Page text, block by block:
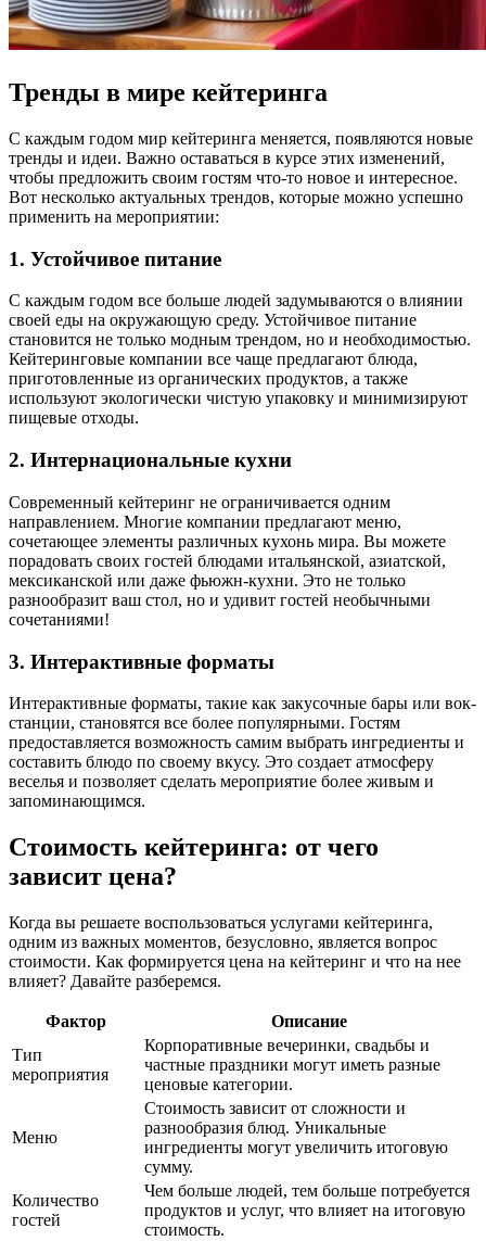
Тренды в мире кейтеринга
С каждым годом мир кейтеринга меняется, появляются новые
тренды и идеи. Важно оставаться в курсе этих изменений,
чтобы предложить своим гостям что-то новое и интересное.
Вот несколько актуальных трендов, которые можно успешно
применить на мероприятии:
1. Устойчивое питание
С каждым годом все больше людей задумываются о влиянии
своей еды на окружающую среду. Устойчивое питание
становится не только модным трендом, но и необходимостью.
Кейтеринговые компании все чаще предлагают блюда,
приготовленные из органических продуктов, а также
используют экологически чистую упаковку и минимизируют
пищевые отходы.
2. Интернациональные кухни
Современный кейтеринг не ограничивается одним
направлением. Многие компании предлагают меню,
сочетающее элементы различных кухонь мира. Вы можете
порадовать своих гостей блюдами итальянской, азиатской,
мексиканской или даже фьюжн-кухни. Это не только
разнообразит ваш стол, но и удивит гостей необычными
сочетаниями!
3. Интерактивные форматы
Интерактивные форматы, такие как закусочные бары или вок-
станции, становятся все более популярными. Гостям
предоставляется возможность самим выбрать ингредиенты и
составить блюдо по своему вкусу. Это создает атмосферу
веселья и позволяет сделать мероприятие более живым и
запоминающимся.
Стоимость кейтеринга: от чего
зависит цена?
Когда вы решаете воспользоваться услугами кейтеринга,
одним из важных моментов, безусловно, является вопрос
стоимости. Как формируется цена на кейтеринг и что на нее
влияет? Давайте разберемся.
Фактор
Описание
Тип
мероприятия
Корпоративные вечеринки, свадьбы и
частные праздники могут иметь разные
ценовые категории.
Меню
Стоимость зависит от сложности и
разнообразия блюд. Уникальные
ингредиенты могут увеличить итоговую
сумму.
Количество
гостей
Чем больше людей, тем больше потребуется
продуктов и услуг, что влияет на итоговую
стоимость.